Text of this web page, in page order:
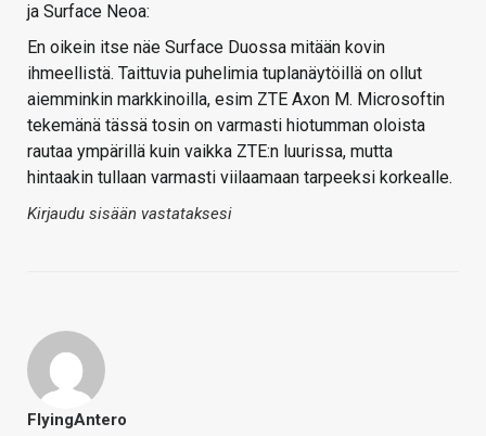
ja Surface Neoa:
En oikein itse näe Surface Duossa mitään kovin
ihmeellistä. Taittuvia puhelimia tuplanäytöillä on ollut
aiemminkin markkinoilla, esim ZTE Axon M. Microsoftin
tekemänä tässä tosin on varmasti hiotumman oloista
rautaa ympärillä kuin vaikka ZTE:n luurissa, mutta
hintaakin tullaan varmasti viilaamaan tarpeeksi korkealle.
Kirjaudu sisään vastataksesi
FlyingAntero